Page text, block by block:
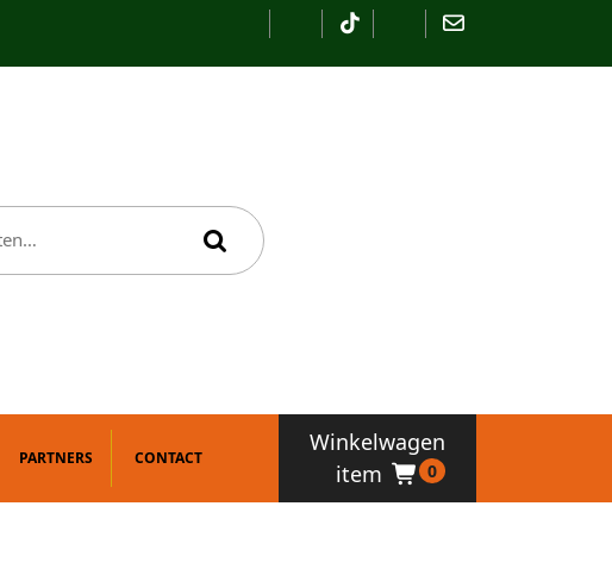
PARTNERS CONTACT
Winkelwagen
item
0